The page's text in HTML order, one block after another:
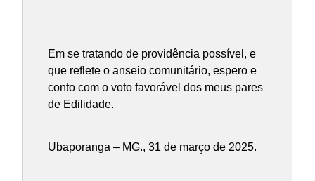
Em se tratando de providência possível, e
que reflete o anseio comunitário, espero e
conto com o voto favorável dos meus pares
de Edilidade.
Ubaporanga – MG., 31 de março de 2025.